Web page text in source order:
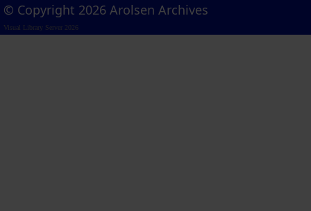
© Copyright 2026 Arolsen Archives
Visual Library Server 2026